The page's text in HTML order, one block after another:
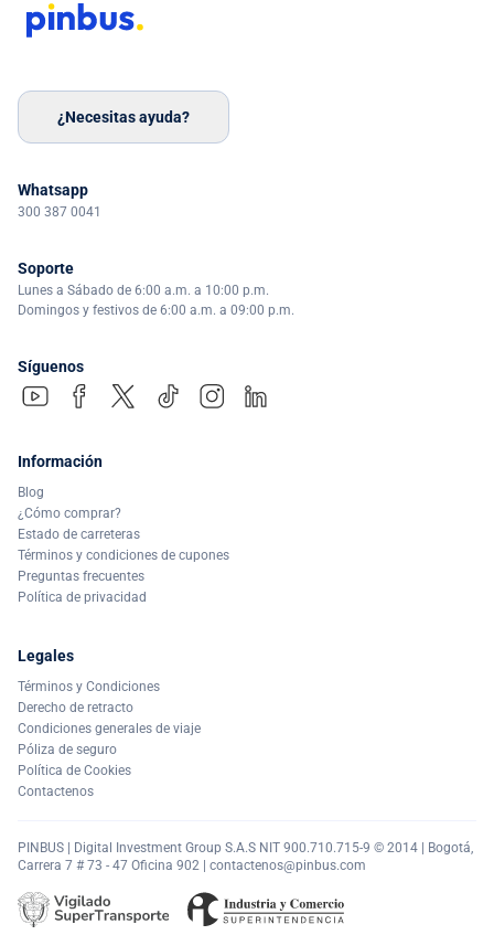
¿Necesitas ayuda?
Whatsapp
300 387 0041
Soporte
Lunes a Sábado de 6:00 a.m. a 10:00 p.m.
Domingos y festivos de 6:00 a.m. a 09:00 p.m.
Síguenos
Información
Blog
¿Cómo comprar?
Estado de carreteras
Términos y condiciones de cupones
Preguntas frecuentes
Política de privacidad
Legales
Términos y Condiciones
Derecho de retracto
Condiciones generales de viaje
Póliza de seguro
Política de Cookies
Contactenos
PINBUS | Digital Investment Group S.A.S NIT 900.710.715-9 © 2014 | Bogotá,
Carrera 7 # 73 - 47 Oficina 902 | contactenos@pinbus.com